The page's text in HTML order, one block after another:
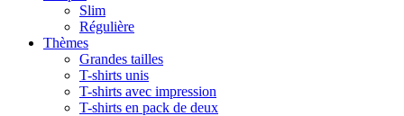
Slim
Régulière
Thèmes
Grandes tailles
T-shirts unis
T-shirts avec impression
T-shirts en pack de deux